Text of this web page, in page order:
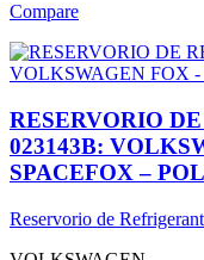
Compare
RESERVORIO
023143B:
SPACEFOX –
Reservorio de